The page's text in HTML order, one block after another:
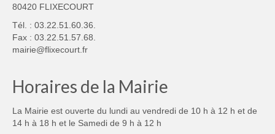
80420 FLIXECOURT
Tél. : 03.22.51.60.36.
Fax : 03.22.51.57.68.
mairie@flixecourt.fr
Horaires de la Mairie
La Mairie est ouverte du lundi au vendredi de 10 h à 12 h et de
14 h à 18 h et le Samedi de 9 h à 12 h